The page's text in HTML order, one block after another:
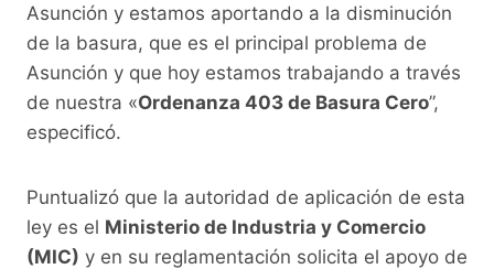
Asunción y estamos aportando a la disminución
de la basura, que es el principal problema de
Asunción y que hoy estamos trabajando a través
de nuestra «Ordenanza 403 de Basura Cero”,
especificó.
Puntualizó que la autoridad de aplicación de esta
ley es el Ministerio de Industria y Comercio
(MIC) y en su reglamentación solicita el apoyo de